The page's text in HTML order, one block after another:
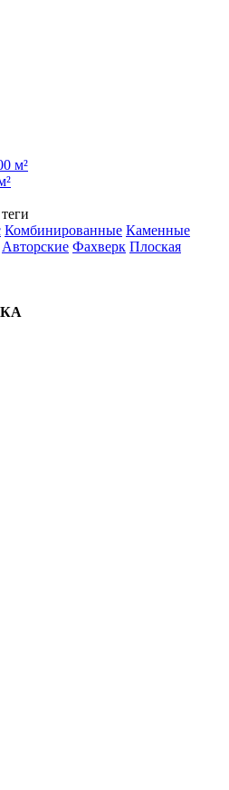
м²
Комбинированные Каменные
Авторские Фахверк Плоская